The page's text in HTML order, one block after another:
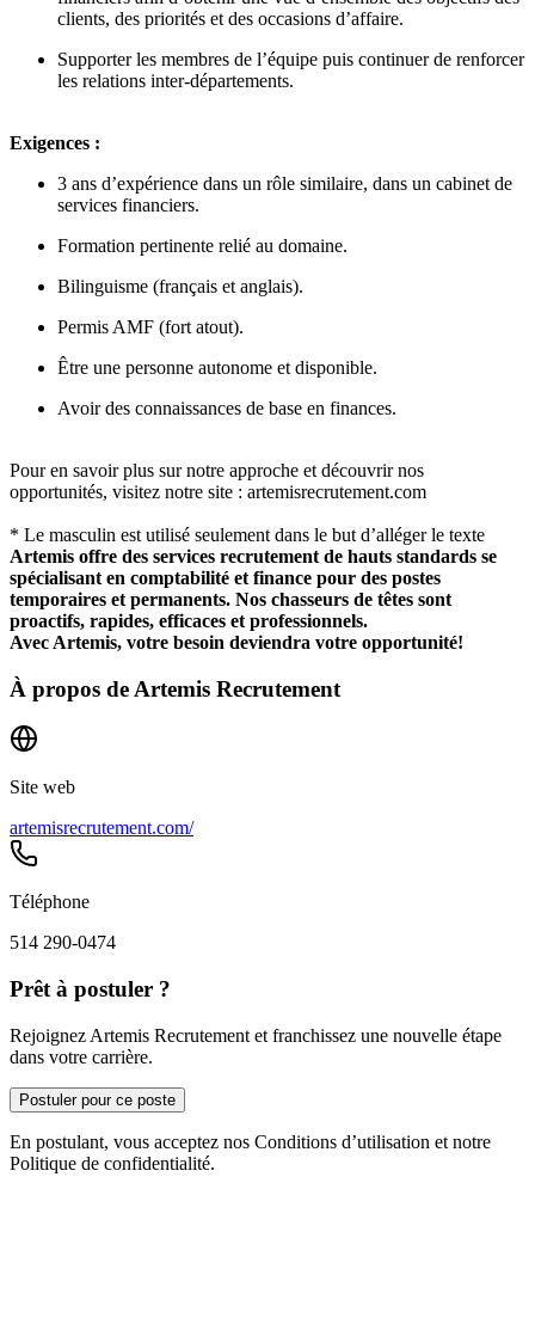
clients, des priorités et des occasions d’affaire.
Supporter les membres de l’équipe puis continuer de renforcer
les relations inter-départements.
Exigences :
3 ans d’expérience dans un rôle similaire, dans un cabinet de
services financiers.
Formation pertinente relié au domaine.
Bilinguisme (français et anglais).
Permis AMF (fort atout).
Être une personne autonome et disponible.
Avoir des connaissances de base en finances.
Pour en savoir plus sur notre approche et découvrir nos
opportunités, visitez notre site : artemisrecrutement.com
* Le masculin est utilisé seulement dans le but d’alléger le texte
Artemis offre des services recrutement de hauts standards se
spécialisant en comptabilité et finance pour des postes
temporaires et permanents. Nos chasseurs de têtes sont
proactifs, rapides, efficaces et professionnels.
Avec Artemis, votre besoin deviendra votre opportunité!
À propos de Artemis Recrutement
Site web
artemisrecrutement.com/
Téléphone
514 290-0474
Prêt à postuler ?
Rejoignez Artemis Recrutement et franchissez une nouvelle étape
dans votre carrière.
Postuler pour ce poste
En postulant, vous acceptez nos Conditions d’utilisation et notre
Politique de confidentialité.